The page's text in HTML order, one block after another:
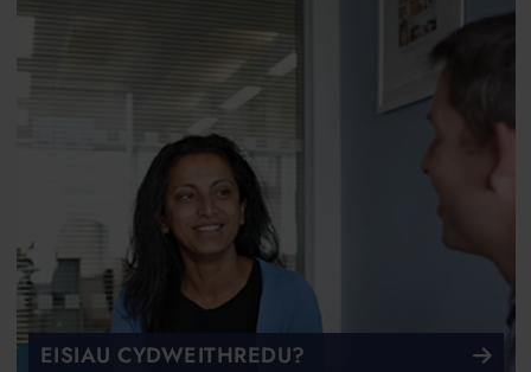
EISIAU CYDWEITHREDU?